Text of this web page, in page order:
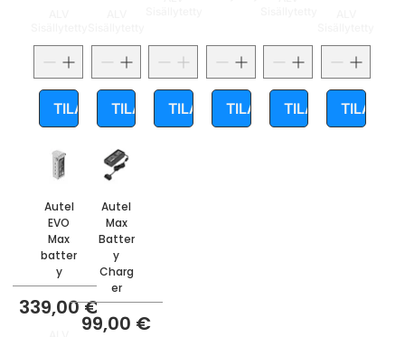
TILAA TILAA TILAA TILAA TILAA TILAA
Autel
EVO
Max
batter
y
Hinta
339,00 €
Autel
Max
Batter
y
Charg
er
Hinta
99,00 €